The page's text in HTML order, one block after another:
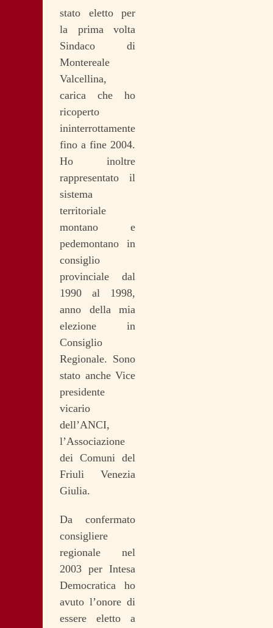
stato eletto per
la prima volta
Sindaco di
Montereale
Valcellina,
carica che ho
ricoperto
ininterrottamente
fino a fine 2004.
Ho inoltre
rappresentato il
sistema
territoriale
montano e
pedemontano in
consiglio
provinciale dal
1990 al 1998,
anno della mia
elezione in
Consiglio
Regionale. Sono
stato anche Vice
presidente
vicario
dell’ANCI,
l’Associazione
dei Comuni del
Friuli Venezia
Giulia.
Da confermato
consigliere
regionale nel
2003 per Intesa
Democratica ho
avuto l’onore di
essere eletto a